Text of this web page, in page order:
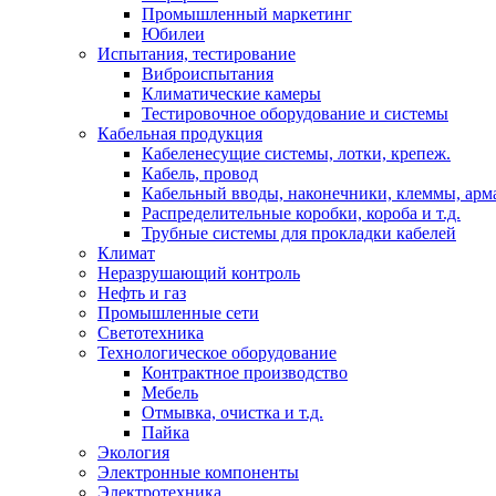
Промышленный маркетинг
Юбилеи
Испытания, тестирование
Виброиспытания
Климатические камеры
Тестировочное оборудование и системы
Кабельная продукция
Кабеленесущие системы, лотки, крепеж.
Кабель, провод
Кабельный вводы, наконечники, клеммы,
Распределительные коробки, короба и т.д.
Трубные системы для прокладки кабелей
Климат
Неразрушающий контроль
Нефть и газ
Промышленные сети
Светотехника
Технологическое оборудование
Контрактное производство
Мебель
Отмывка, очистка и т.д.
Пайка
Экология
Электронные компоненты